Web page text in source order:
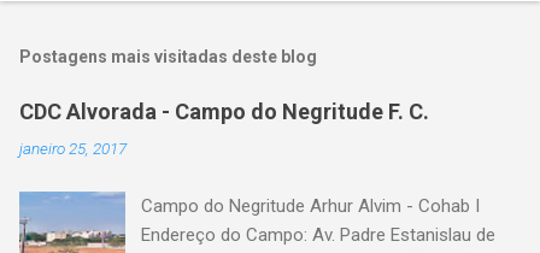
Postagens mais visitadas deste blog
CDC Alvorada - Campo do Negritude F. C.
janeiro 25, 2017
Campo do Negritude Arhur Alvim - Cohab I
Endereço do Campo: Av. Padre Estanislau de